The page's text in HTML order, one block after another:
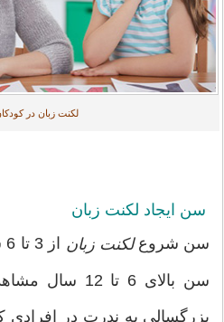
لکنت زبان در کودکان 6
سن ایجاد لکنت زبان
سن شروعلکنت زبان
سن بالای 6
بزرگسالی به ندرت در